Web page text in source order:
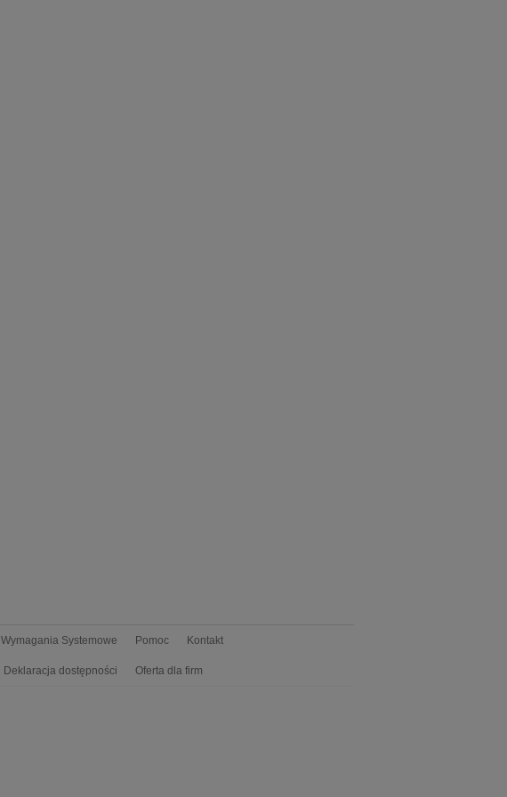
Wymagania Systemowe Pomoc Kontakt
Deklaracja dostępności Oferta dla firm